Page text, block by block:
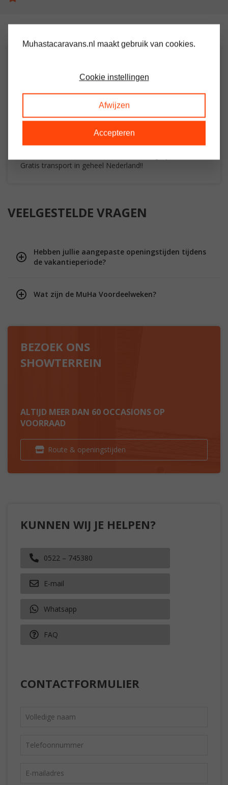
Ruime stacaravan met 2 slaapkamers
Woon / leefruimte met gas kachel
Keuken met gasfornuis en koelkast
Grote slaapkamer met veel kastruimte
Slaapkamers met 2 bedden
Douche/toilet
Gratis transport in geheel Nederland!!
VEELGESTELDE VRAGEN
Hebben jullie aangepaste openingstijden tijdens
de vakantieperiode?
Wat zijn de MuHa Voordeelweken?
BEZOEK ONS
SHOWTERREIN
ALTIJD MEER DAN 60 OCCASIONS OP
VOORRAAD
Route & openingstijden
KUNNEN WIJ JE HELPEN?
0522 – 745380
E-mail
Whatsapp
FAQ
CONTACTFORMULIER
Muhastacaravans.nl maakt gebruik van cookies.
Cookie instellingen
Afwijzen
Accepteren